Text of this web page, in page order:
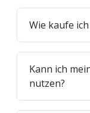
Wie kaufe
Kann ich
nutzen?